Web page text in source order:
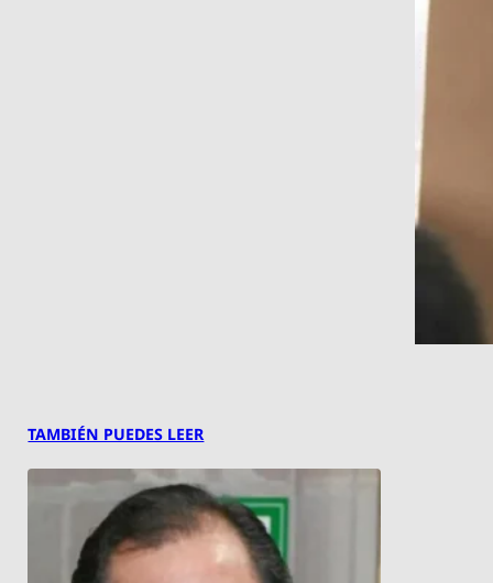
TAMBIÉN PUEDES LEER